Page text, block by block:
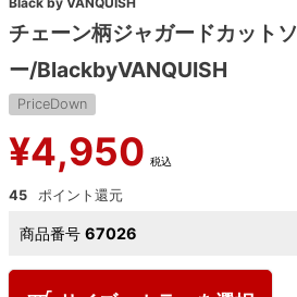
チェーン柄ジャガードカットソ
ー/BlackbyVANQUISH
PriceDown
¥4,950 税込
45
商品番号 67026